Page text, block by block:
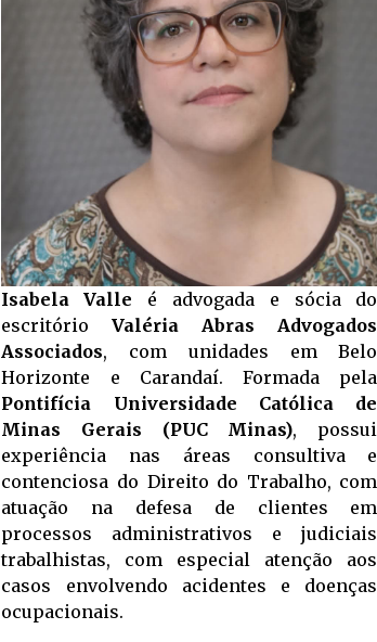
Isabela Valle é advogada e sócia do
escritórioValéria Abras Advogados
Associados, com unidades em Belo
Horizonte e Carandaí. Formada pela
Pontifícia Universidade Católica de
Minas Gerais (PUC Minas), possui
experiência nas áreas consultiva e
contenciosa do Direito do Trabalho, com
atuação na defesa de clientes em
processos administrativos e judiciais
trabalhistas, com especial atenção aos
casos envolvendo acidentes e doenças
ocupacionais.